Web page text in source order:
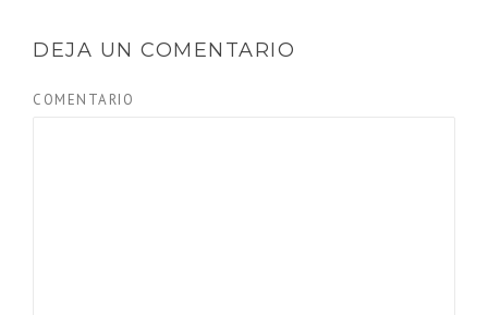
DEJA UN COMENTARIO
COMENTARIO